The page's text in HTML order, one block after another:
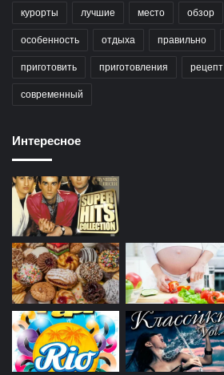
курорты лучшие место обзор
особенность отдыха правильно
приготовить приготовления рецепт
современный
Интересное